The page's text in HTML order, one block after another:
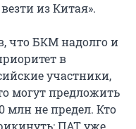
из Китая».
что БКМ надолго и
в
участники,
могут предложить
млн не предел. Кто
ПАТ уже